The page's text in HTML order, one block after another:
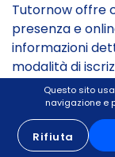
Tutornow offre
presenza e
informazioni
modalità di
👉 Se volete
Questo sito
navigazione e
Rifiuta